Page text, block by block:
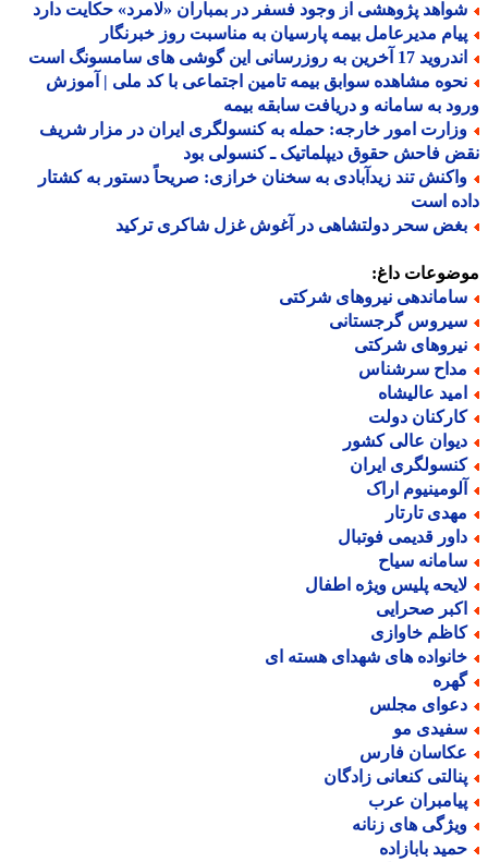
پژوهشی از وجود فسفر در بمباران «لامرد» حکایت دارد
مدیرعامل بیمه پارسیان به مناسبت روز خبرنگار
آخرین به روزرسانی این گوشی های سامسونگ است
مشاهده سوابق بیمه تامین اجتماعی با کد ملی | آموزش
به سامانه و دریافت سابقه بیمه
امور خارجه: حمله به کنسولگری ایران در مزار شریف
فاحش حقوق دیپلماتیک ـ کنسولی بود
تند زیدآبادی به سخنان خرازی: صریحاً دستور به کشتار
است
سحر دولتشاهی در آغوش غزل شاکری ترکید
داغ:
نیروهای شرکتی
گرجستانی
شرکتی
سرشناس
عالیشاه
دولت
عالی کشور
ایران
اراک
تارتار
قدیمی فوتبال
سیاح
پلیس ویژه اطفال
صحرایی
خاوازی
های شهدای هسته ای
مجلس
مو
فارس
کنعانی زادگان
عرب
های زنانه
بابازاده